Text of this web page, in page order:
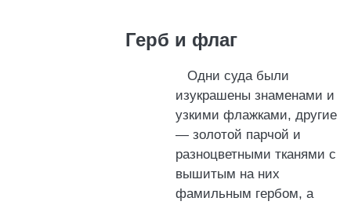
Герб и флаг
Одни суда были
изукрашены знаменами и
узкими флажками, другие
— золотой парчой и
разноцветными тканями с
вышитым на них
фамильным гербом, а